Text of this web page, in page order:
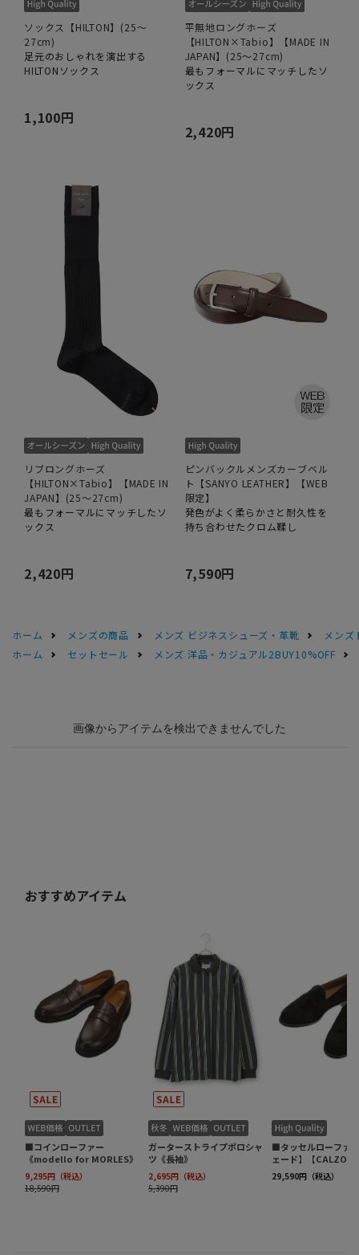
ソックス【HILTON】(25～
27cm)
足元のおしゃれを演出する
HILTONソックス
1,100円
平無地ロングホーズ
【HILTON×Tabio】【MADE IN
JAPAN】(25～27cm)
最もフォーマルにマッチしたソ
ックス
2,420円
リブロングホーズ
【HILTON×Tabio】【MADE IN
JAPAN】(25～27cm)
最もフォーマルにマッチしたソ
ックス
2,420円
ピンバックルメンズカーブベル
ト【SANYO LEATHER】【WEB
限定】
発色がよく柔らかさと耐久性を
持ち合わせたクロム鞣し
7,590円
ホーム メンズの商品 メンズ ビジネスシューズ・革靴
メンズ
ホーム
セットセール メンズ 洋品・カジュアル2BUY10%OFF